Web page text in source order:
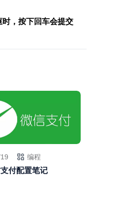
，按下回车会提交
编程
付配置笔记